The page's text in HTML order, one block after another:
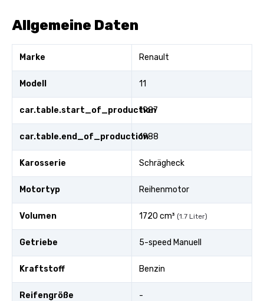
Allgemeine Daten
Marke Renault
Modell 11
car.table.start_of_production
1987
car.table.end_of_production1988
Karosserie Schrägheck
Motortyp Reihenmotor
Volumen 1720 cm³ (1.7 Liter)
Getriebe 5-speed Manuell
Kraftstoff Benzin
Reifengröße -